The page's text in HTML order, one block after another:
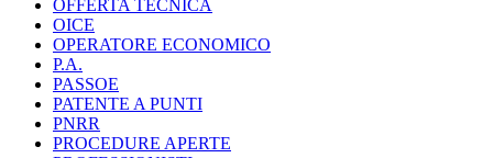
OFFERTA TECNICA
OICE
OPERATORE ECONOMICO
P.A.
PASSOE
PATENTE A PUNTI
PNRR
PROCEDURE APERTE